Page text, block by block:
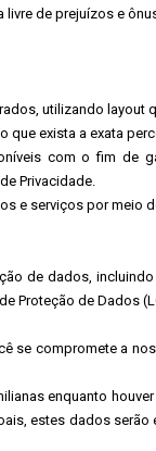
de prejuízos e
utilizando
que exista a exata
com o fim de
Privacidade.
e serviços por meio
de dados,
Proteção de
se compromete a
enquanto
estes dados